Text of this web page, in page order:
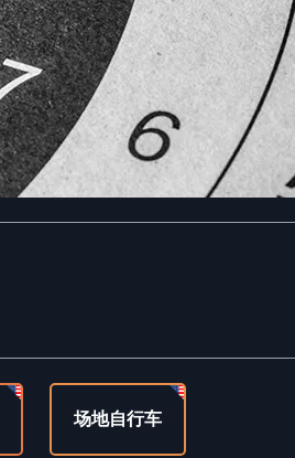
场地自行车